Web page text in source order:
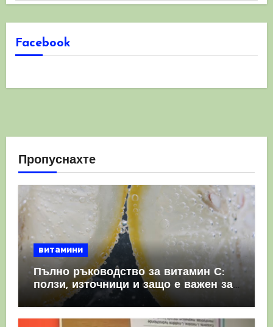
Facebook
Пропуснахте
витамини
Пълно ръководство за витамин С:
ползи, източници и защо е важен за
имунната система